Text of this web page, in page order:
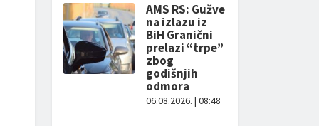
AMS RS: Gužve
na izlazu iz
BiH Granični
prelazi “trpe”
zbog
godišnjih
odmora
06.08.2026. | 08:48